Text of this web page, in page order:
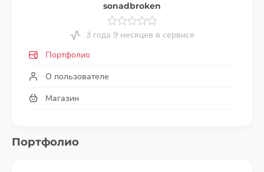
sonadbroken
3 года 9 месяцев в сервисе
Портфолио
О пользователе
Магазин
Портфолио